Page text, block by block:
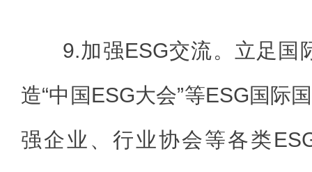
9.加强ESG交流。立足国
造“中国ESG大会”等ESG国际
强企业、行业协会等各类